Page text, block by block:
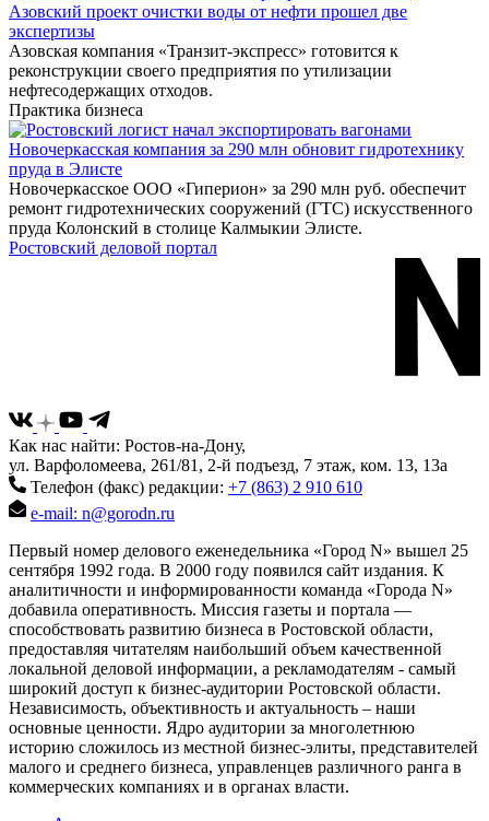
Азовский проект очистки воды от нефти прошел две
экспертизы
Азовская компания «Транзит-экспресс» готовится к
реконструкции своего предприятия по утилизации
нефтесодержащих отходов.
Практика бизнеса
Новочеркасская компания за 290 млн обновит гидротехнику
пруда в Элисте
Новочеркасское ООО «Гиперион» за 290 млн руб. обеспечит
ремонт гидротехнических сооружений (ГТС) искусственного
пруда Колонский в столице Калмыкии Элисте.
Ростовский деловой портал
Как нас найти: Ростов-на-Дону,
ул. Варфоломеева, 261/81, 2-й подъезд, 7 этаж, ком. 13, 13а
Телефон (факс) редакции: +7 (863) 2 910 610
e-mail: n@gorodn.ru
Первый номер делового еженедельника «Город N» вышел 25
сентября 1992 года. В 2000 году появился сайт издания. К
аналитичности и информированности команда «Города N»
добавила оперативность. Миссия газеты и портала —
способствовать развитию бизнеса в Ростовской области,
предоставляя читателям наибольший объем качественной
локальной деловой информации, а рекламодателям - самый
широкий доступ к бизнес-аудитории Ростовской области.
Независимость, объективность и актуальность – наши
основные ценности. Ядро аудитории за многолетнюю
историю сложилось из местной бизнес-элиты, представителей
малого и среднего бизнеса, управленцев различного ранга в
коммерческих компаниях и в органах власти.